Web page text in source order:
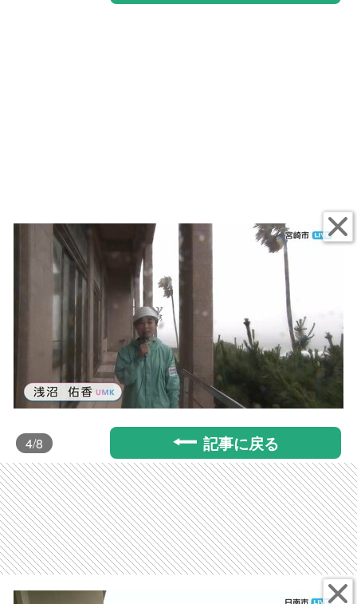
4/8 記事に戻る